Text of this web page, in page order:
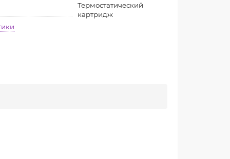
Термостатический
картридж